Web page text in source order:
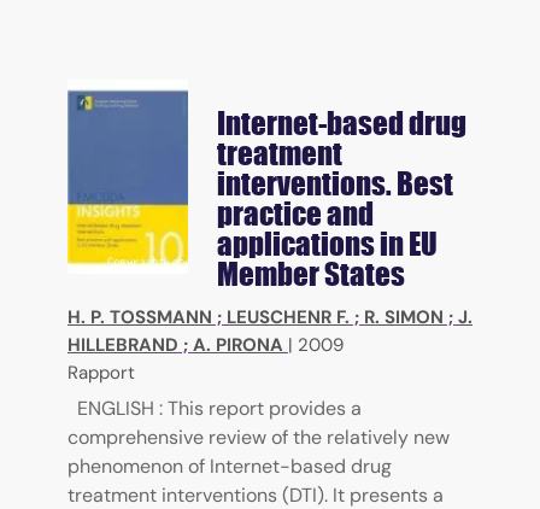
Internet-based drug
treatment
interventions. Best
practice and
applications in EU
Member States
H. P. TOSSMANN ; LEUSCHENR F. ; R. SIMON ; J.
HILLEBRAND ; A. PIRONA | 2009
Rapport
ENGLISH : This report provides a
comprehensive review of the relatively new
phenomenon of Internet-based drug
treatment interventions (DTI). It presents a